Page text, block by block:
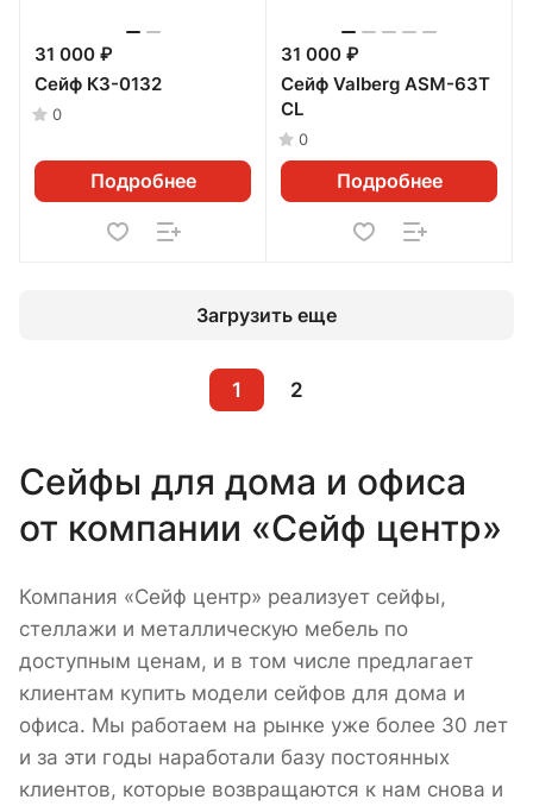
31 000 ₽
Сейф КЗ-0132
0
Подробнее
31 000 ₽
Сейф Valberg ASM-63T
CL
0
Подробнее
Загрузить еще
1 2
Сейфы для дома и офиса
от компании «Сейф центр»
Компания «Сейф центр» реализует сейфы,
стеллажи и металлическую мебель по
доступным ценам, и в том числе предлагает
клиентам купить модели сейфов для дома и
офиса. Мы работаем на рынке уже более 30 лет
и за эти годы наработали базу постоянных
клиентов, которые возвращаются к нам снова и